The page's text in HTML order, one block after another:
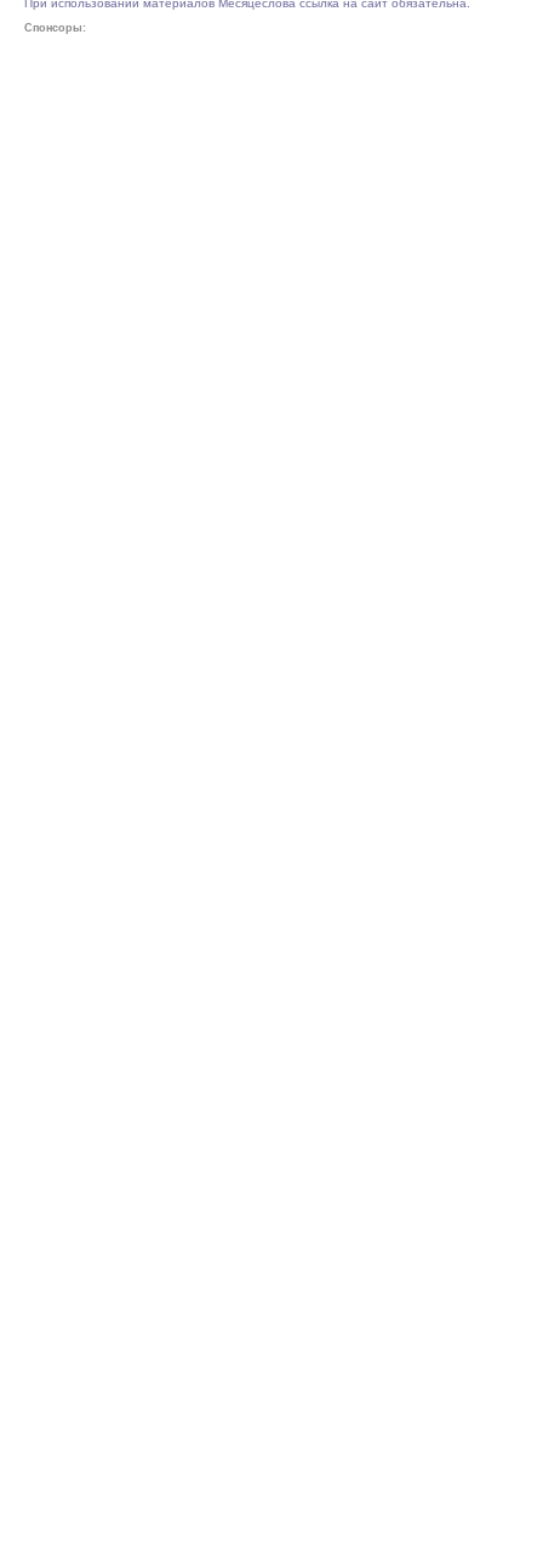
При использовании материалов Месяцеслова ссылка на сайт обязательна.
Спонсоры: